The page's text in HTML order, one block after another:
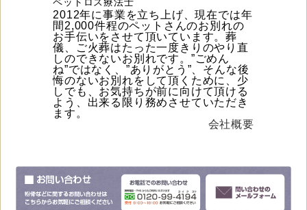
2012年に事業を立ち上げ、現在では年
間2,000件程のペットさんのお別れの
お手伝いをさせて頂いています。葬
儀、ご火葬はたった一度きりのやり直
しのできないお別れです。”ごめん
ね”ではなく、”ありがとう”、そんな後
悔のないお別れをして頂くために、少
しでも、お気持ちが前に向けて頂ける
よう、出来る限り務めさせていただき
ます。
会社概要